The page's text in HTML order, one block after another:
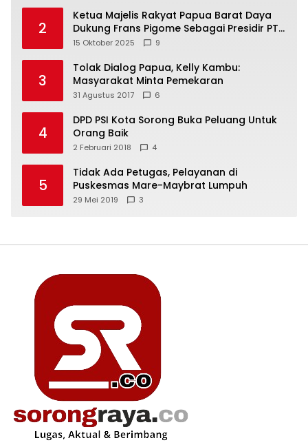
2
Ketua Majelis Rakyat Papua Barat Daya
Dukung Frans Pigome Sebagai Presidir PT
Freeport Indonesia
15 Oktober 2025 9
3
Tolak Dialog Papua, Kelly Kambu:
Masyarakat Minta Pemekaran
31 Agustus 2017 6
4
DPD PSI Kota Sorong Buka Peluang Untuk
Orang Baik
2 Februari 2018 4
5
Tidak Ada Petugas, Pelayanan di
Puskesmas Mare-Maybrat Lumpuh
29 Mei 2019 3